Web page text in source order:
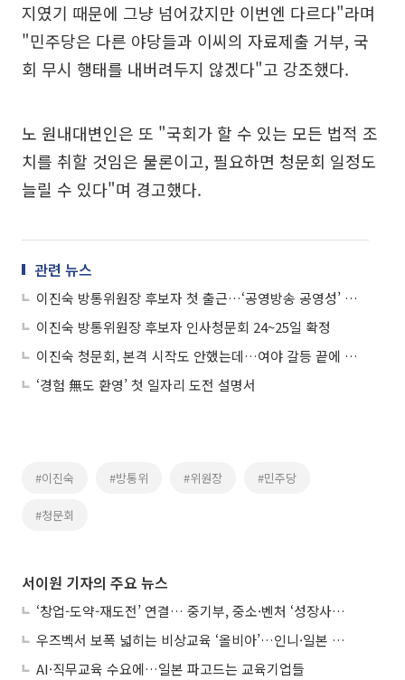
지였기 때문에 그냥 넘어갔지만 이번엔 다르다"라며
"민주당은 다른 야당들과 이씨의 자료제출 거부, 국
회 무시 행태를 내버려두지 않겠다"고 강조했다.
노 원내대변인은 또 "국회가 할 수 있는 모든 법적 조
치를 취할 것임은 물론이고, 필요하면 청문회 일정도
늘릴 수 있다"며 경고했다.
관련 뉴스
이진숙 방통위원장 후보자 첫 출근…‘공영방송 공영성’ 강조
이진숙 방통위원장 후보자 인사청문회 24~25일 확정
이진숙 청문회, 본격 시작도 안했는데…여야 갈등 끝에 국힘 퇴장
‘경험 無도 환영’ 첫 일자리 도전 설명서
#이진숙 #방통위 #위원장 #민주당
#청문회
서이원 기자의 주요 뉴스
‘창업-도약-재도전’ 연결… 중기부, 중소·벤처 ‘성장사다리’ 짓는다
우즈벡서 보폭 넓히는 비상교육 ‘올비아’…인니·일본 진출 타진
AI·직무교육 수요에…일본 파고드는 교육기업들